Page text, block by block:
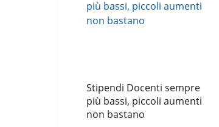
Stipendi Docenti sempre
più bassi, piccoli aumenti
non bastano